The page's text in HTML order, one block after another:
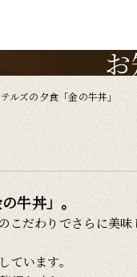
ルズの夕食「金の牛丼」
牛丼」。
だわりでさらに美味
います。